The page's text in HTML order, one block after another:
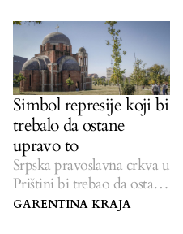
Simbol represije koji bi
trebalo da ostane
upravo to
Srpska pravoslavna crkva u
Prištini bi trebao da ostane
tu gde jeste, da bude
GARENTINA KRAJA